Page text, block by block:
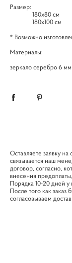
Размер:
180х80 см
180х100 см
* Возможно
Материалы:
зеркало серебро 6 мм.
Оставляете заявку
связывается наш
договор, согласно,
внесения
Порядка 10-20 дней у
После того как заказ
согласовываем